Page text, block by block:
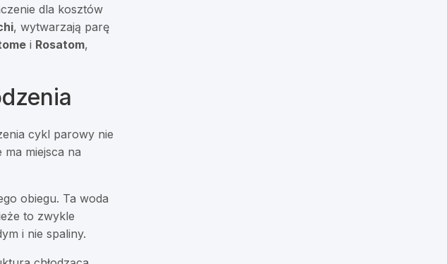
dla kosztów
, wytwarzają parę
i Rosatom,
cykl parowy nie
ma miejsca na
obiegu. Ta woda
to zwykle
i nie spaliny.